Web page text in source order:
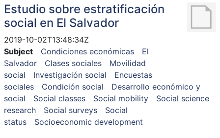
Estudio sobre estratificación
social en El Salvador
2019-10-02T13:48:34Z
Subject
Condiciones económicas
El
Salvador
Clases sociales
Movilidad
social
Investigación social
Encuestas
sociales
Condición social
Desarrollo económico y
social
Social classes Social mobility
Social science
research
Social surveys
Social
status
Socioeconomic development